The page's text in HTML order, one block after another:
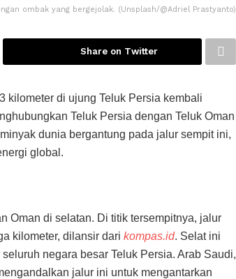
ombak yang bergejolak. (Unsplash/@Adriel Prastyanto)
Share on Twitter
kilometer di ujung Teluk Persia kembali
Teluk Persia dengan Teluk Oman
dunia bergantung pada jalur sempit ini,
global.
Oman di selatan. Di titik tersempitnya, jalur
kilometer, dilansir dari kompas.id. Selat ini
negara besar Teluk Persia. Arab Saudi,
jalur ini untuk mengantarkan